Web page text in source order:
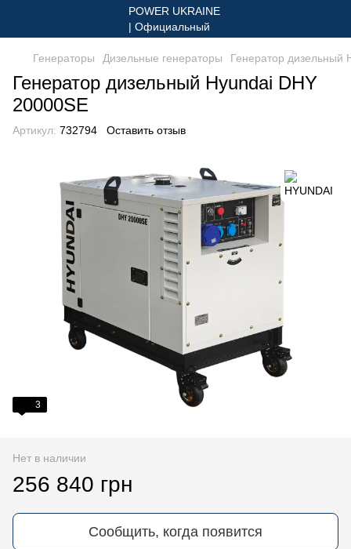
Генераторы Дизельные генераторы Генератор дизельный
Генератор дизельный Hyundai DHY
20000SE
Артикул: 732794 Оставить отзыв
3
Нет в наличии
256 840 грн
Сообщить, когда появится